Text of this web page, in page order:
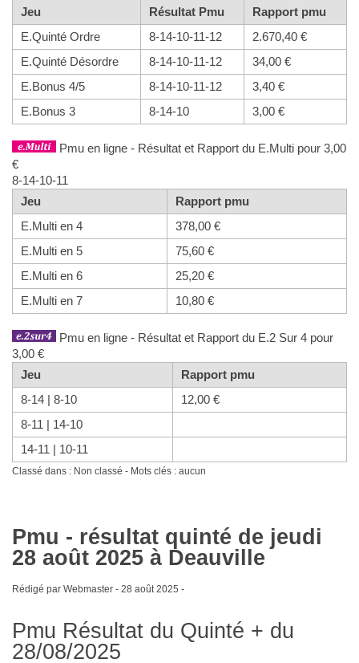
Jeu
Résultat Pmu
Rapport pmu
E.Quinté Ordre
8-14-10-11-12
2.670,40 €
E.Quinté Désordre
8-14-10-11-12
34,00 €
E.Bonus 4/5
8-14-10-11-12
3,40 €
E.Bonus 3
8-14-10 3,00 €
Pmu en ligne - Résultat et Rapport du E.Multi pour 3,00
€
8-14-10-11
Jeu
Rapport pmu
E.Multi en 4
378,00 €
E.Multi en 5
75,60 €
E.Multi en 6
25,20 €
E.Multi en 7
10,80 €
Pmu en ligne - Résultat et Rapport du E.2 Sur 4 pour
3,00 €
Jeu
Rapport pmu
8-14 | 8-10
12,00 €
8-11 | 14-10
14-11 | 10-11
Classé dans : Non classé - Mots clés : aucun
Pmu - résultat quinté de jeudi
28 août 2025 à Deauville
Rédigé par Webmaster - 28 août 2025 -
Pmu Résultat du Quinté + du
28/08/2025